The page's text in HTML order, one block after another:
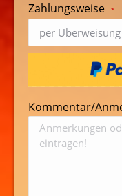
Zahlungsweise
*
Kommentar/